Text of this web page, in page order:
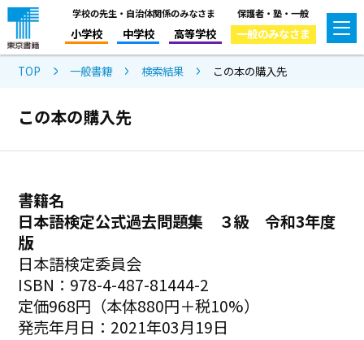
学校の先生・自治体関係のみなさま
小学校 中学校 高等学校
保護者・塾・一般
一般のみなさま
TOP 一般書籍 検索結果 この本の購入先
この本の購入先
書籍名
日本語検定公式過去問題集 ３級 令和3年度
版
日本語検定委員会
ISBN：978-4-487-81444-2
定価968円（本体880円＋税10%）
発売年月日：2021年03月19日